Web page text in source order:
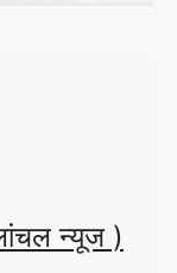
न्यूज )